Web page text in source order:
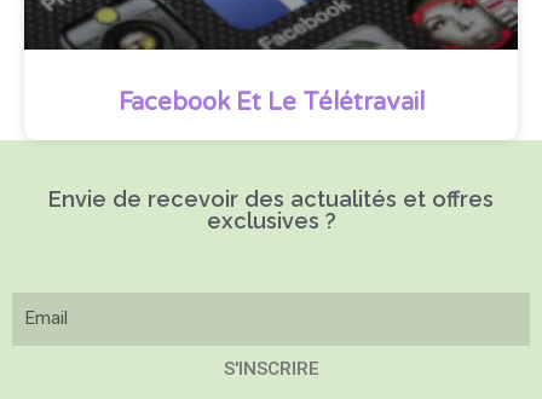
Facebook Et Le Télétravail
Envie de recevoir des actualités et offres
exclusives ?
S'INSCRIRE